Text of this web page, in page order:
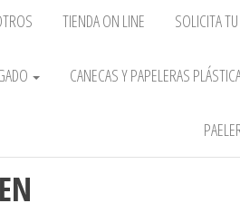
TIENDA ON LINE SOLICITA
CANECAS Y PAPELERAS